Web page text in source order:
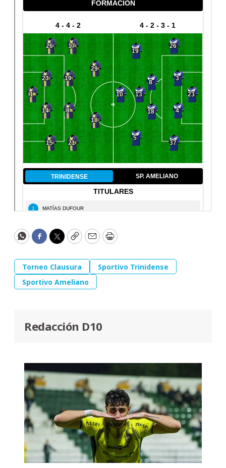
WhatsApp
Facebook
Twitter
CopyEmailPrint
Torneo Clausura
Sportivo Trinidense
Sportivo Ameliano
Redacción D10